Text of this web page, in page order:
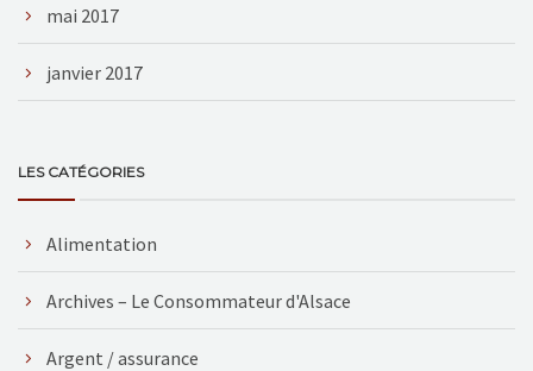
mai 2017
janvier 2017
LES CATÉGORIES
Alimentation
Archives – Le Consommateur d'Alsace
Argent / assurance